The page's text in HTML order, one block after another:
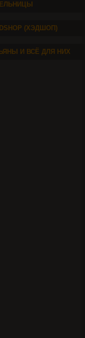
(ХЭДШОП)
И ВСЁ ДЛЯ НИХ